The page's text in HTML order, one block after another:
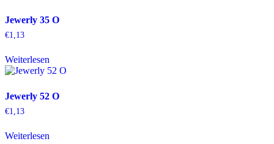
Jewerly 35 O
€1,13
Weiterlesen
Jewerly 52 O
€1,13
Weiterlesen